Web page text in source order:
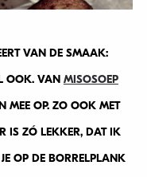
VAN DE SMAAK:
OOK. VAN MISOSOEP
MEE OP. ZO OOK MET
IS ZÓ LEKKER, DAT IK
OP DE BORRELPLANK